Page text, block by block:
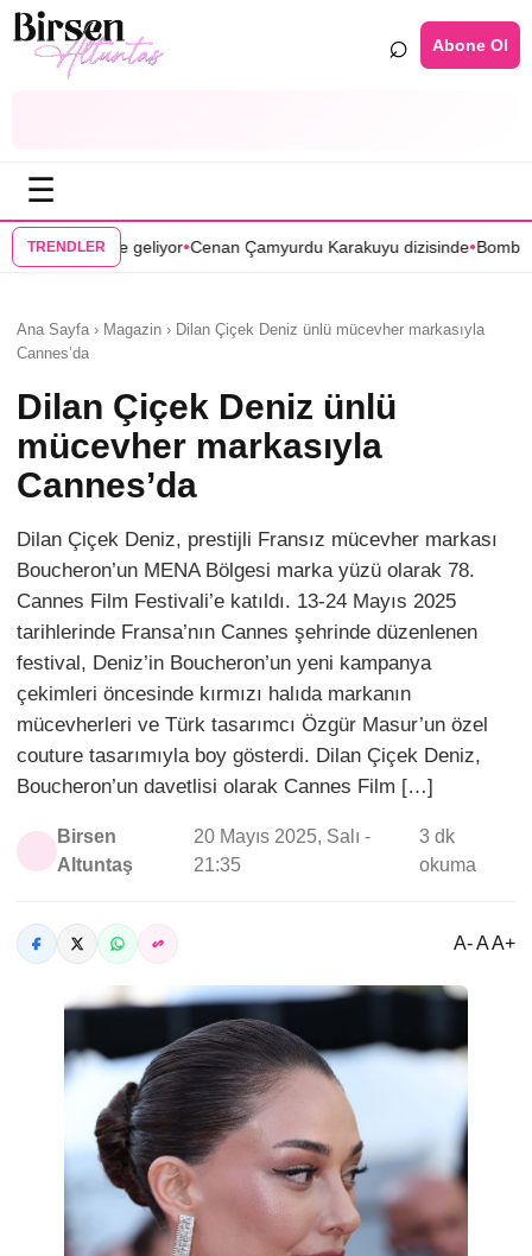
⌕ Abone Ol
☰
TRENDLER
•Cenan Çamyurdu Karakuyu dizisinde•Bomba transfer! Caner
Ana Sayfa › Magazin › Dilan Çiçek Deniz ünlü mücevher markasıyla
Cannes’da
Dilan Çiçek Deniz ünlü
mücevher markasıyla
Cannes’da
Dilan Çiçek Deniz, prestijli Fransız mücevher markası
Boucheron’un MENA Bölgesi marka yüzü olarak 78.
Cannes Film Festivali’e katıldı. 13-24 Mayıs 2025
tarihlerinde Fransa’nın Cannes şehrinde düzenlenen
festival, Deniz’in Boucheron’un yeni kampanya
çekimleri öncesinde kırmızı halıda markanın
mücevherleri ve Türk tasarımcı Özgür Masur’un özel
couture tasarımıyla boy gösterdi. Dilan Çiçek Deniz,
Boucheron’un davetlisi olarak Cannes Film […]
Birsen
Altuntaş
20 Mayıs 2025, Salı -
21:35
3 dk
okuma
A- A A+